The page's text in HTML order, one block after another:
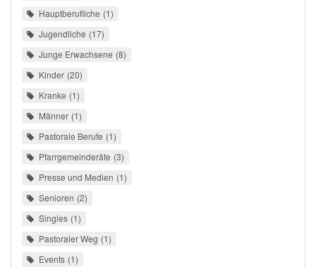
Hauptberufliche 1
Jugendliche 17
Junge Erwachsene 8
Kinder 20
Kranke 1
Männer 1
Pastorale Berufe 1
Pfarrgemeinderäte 3
Presse und Medien 1
Senioren 2
Singles 1
Pastoraler Weg 1
Events 1